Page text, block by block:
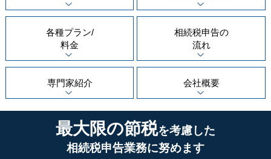
各種プラン/
料金
相続税申告の
流れ
専門家紹介 会社概要
最大限の節税を考慮した
相続税申告業務に努めます